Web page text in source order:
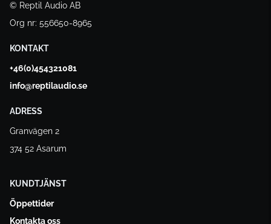
© Reptil Audio AB
Org nr: 556650-8965
KONTAKT
+46(0)454321081
info@reptilaudio.se
ADRESS
Granvägen 2
374 52 Asarum
KUNDTJÄNST
Öppettider
Kontakta oss